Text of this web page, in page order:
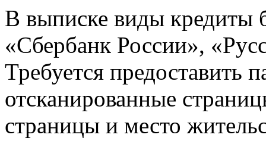
В выписке виды кредиты
«Сбербанк России»,
Требуется предоставить
отсканированные
страницы и место